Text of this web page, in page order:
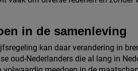
in de samenleving
kan daar verandering in
oud-Nederlanders die al lang in